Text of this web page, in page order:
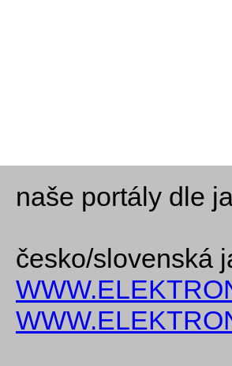
naše portály dle
česko/slovenská